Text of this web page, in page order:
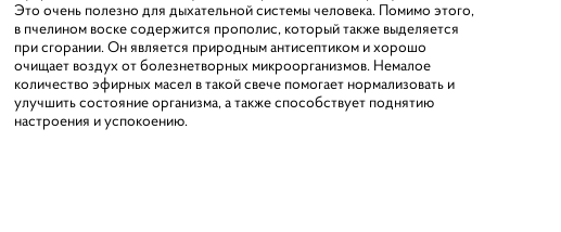
Это очень полезно для дыхательной системы человека. Помимо этого,
в пчелином воске содержится прополис, который также выделяется
при сгорании. Он является природным антисептиком и хорошо
очищает воздух от болезнетворных микроорганизмов. Немалое
количество эфирных масел в такой свече помогает нормализовать и
улучшить состояние организма, а также способствует поднятию
настроения и успокоению.